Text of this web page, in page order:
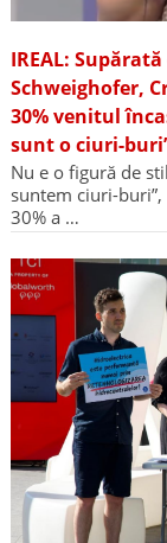
IREAL:
Schweighofer,
30% venitul
sunt o ciuri-
Nu e o figură de
suntem ciuri-
30% a …